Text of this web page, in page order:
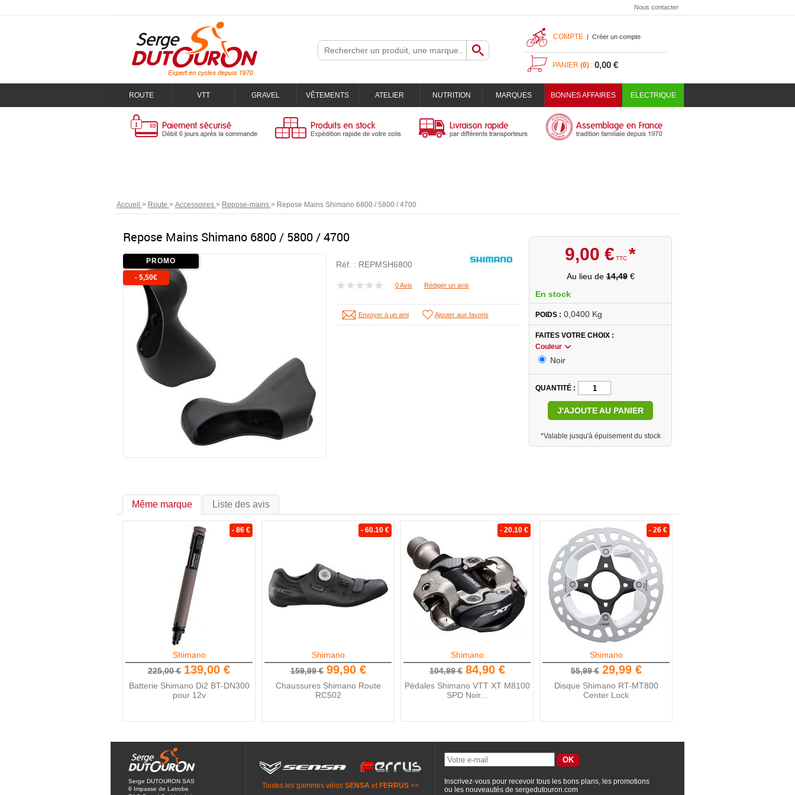
Nous contacter
COMPTE | Créer un compte
PANIER (0) : 0,00 €
ROUTE VTT GRAVEL VÊTEMENTS ATELIER NUTRITION MARQUES BONNES AFFAIRES ELECTRIQUE
Accueil > Route > Accessoires > Repose-mains > Repose Mains Shimano 6800 / 5800 / 4700
Repose Mains Shimano 6800 / 5800 / 4700
PROMO
- 5,50€
Réf. : REPMSH6800
0 Avis Rédiger un avis
Envoyer à un ami Ajouter aux favoris
9,00 € TTC *
Au lieu de14,49€
En stock
POIDS : 0,0400 Kg
FAITES VOTRE CHOIX
Couleur
Noir
QUANTITÉ
J'AJOUTE AU PANIER
*Valable jusqu'à épuisement du stock
Même marque Liste des avis
- 86 €
Shimano
225,00 € 139,00 €
Batterie Shimano Di2 BT-DN300
pour 12v
- 60.10 €
Shimano
159,99 € 99,90 €
Chaussures Shimano Route
RC502
- 20.10 €
Shimano
104,99 € 84,90 €
Pédales Shimano VTT XT M8100
SPD Noir...
- 26 €
Shimano
55,99 € 29,99 €
Disque Shimano RT-MT800
Center Lock
Serge DUTOURON SAS
6 Impasse de Latrobe
Toutes les gammes vélos SENSA et FERRUS >>
Inscrivez-vous pour recevoir tous les bons plans, les promotions
ou les nouveautés de sergedutouron.com